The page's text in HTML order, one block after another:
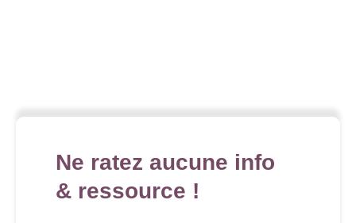
Ne ratez aucune info
& ressource !